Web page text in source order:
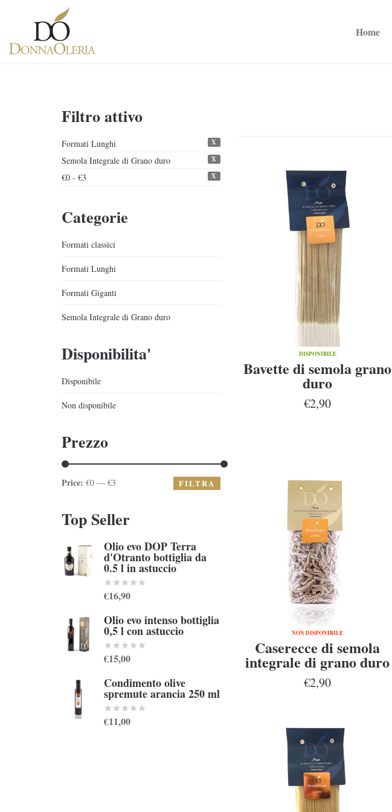
Home
Filtro attivo
Formati Lunghi X
Semola Integrale di Grano duro X
€0 - €3 X
Categorie
Formati classici
Formati Lunghi
Formati Giganti
Semola Integrale di Grano duro
Disponibilita'
Disponibile
Non disponibile
Prezzo
Price: €0 — €3 FILTRA
Top Seller
Olio evo DOP Terra
d'Otranto bottiglia da
0.5 l in astuccio
€16,90
Olio evo intenso bottiglia
0,5 l con astuccio
€15,00
Condimento olive
spremute arancia 250 ml
€11,00
DISPONIBILE
Bavette di semola grano
duro
€2,90
NON DISPONIBILE
Caserecce di semola
integrale di grano duro
Senatore Cappelli
€2,90